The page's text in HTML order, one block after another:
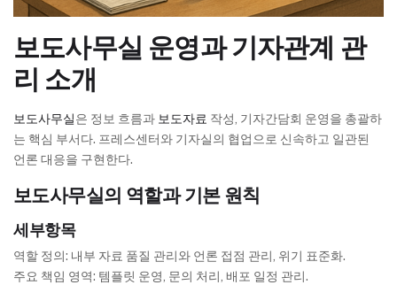
보도사무실 운영과 기자관계 관
리 소개
보도사무실은 정보 흐름과 보도자료 작성, 기자간담회 운영을 총괄하
는 핵심 부서다. 프레스센터와 기자실의 협업으로 신속하고 일관된
언론 대응을 구현한다.
보도사무실의 역할과 기본 원칙
세부항목
역할 정의: 내부 자료 품질 관리와 언론 접점 관리, 위기 표준화.
주요 책임 영역: 템플릿 운영, 문의 처리, 배포 일정 관리.